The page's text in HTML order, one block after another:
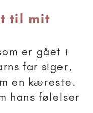
til mit
er gået i
far siger,
en kæreste.
hans følelser